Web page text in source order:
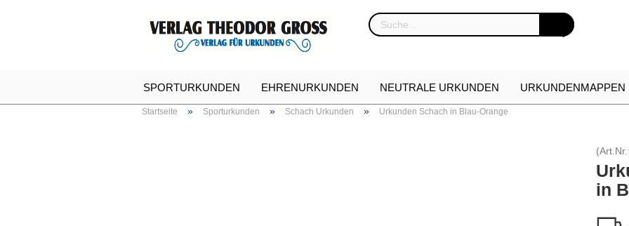
SPORTURKUNDEN EHRENURKUNDEN NEUTRALE URKUNDEN URKUNDENMAPPEN
Startseite » Sporturkunden » Schach Urkunden » Urkunden Schach in Blau-Orange
(Art.Nr.:
in